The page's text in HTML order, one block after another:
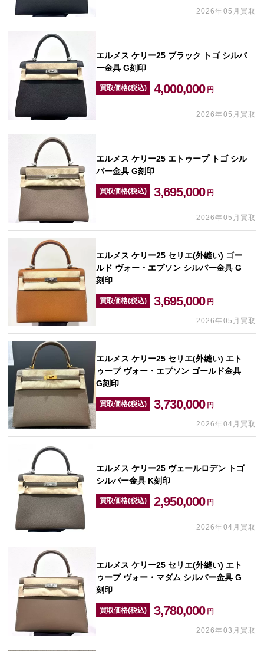
2026年05月買取
エルメス ケリー25 ブラック トゴ シルバ
ー金具 G刻印
買取価格(税込) 4,000,000 円
2026年05月買取
エルメス ケリー25 エトゥープ トゴ シル
バー金具 G刻印
買取価格(税込) 3,695,000 円
2026年05月買取
エルメス ケリー25 セリエ(外縫い) ゴー
ルド ヴォー・エプソン シルバー金具 G
刻印
買取価格(税込) 3,695,000 円
2026年05月買取
エルメス ケリー25 セリエ(外縫い) エト
ゥープ ヴォー・エプソン ゴールド金具
G刻印
買取価格(税込) 3,730,000 円
2026年04月買取
エルメス ケリー25 ヴェールロデン トゴ
シルバー金具 K刻印
買取価格(税込) 2,950,000 円
2026年04月買取
エルメス ケリー25 セリエ(外縫い) エト
ゥープ ヴォー・マダム シルバー金具 G
刻印
買取価格(税込) 3,780,000 円
2026年03月買取